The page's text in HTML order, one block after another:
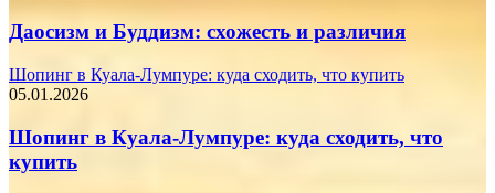
Даосизм и Буддизм: схожесть и различия
Шопинг в Куала-Лумпуре: куда сходить, что купить
05.01.2026
Шопинг в Куала-Лумпуре: куда сходить, что
купить